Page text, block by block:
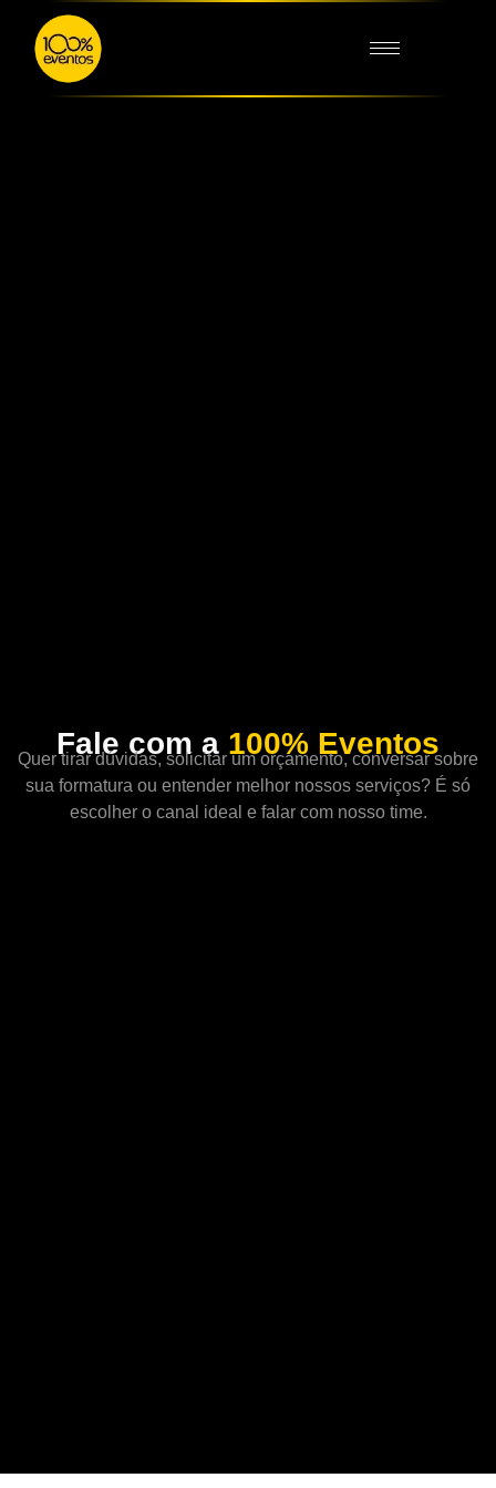
Fale com a 100% Eventos
Quer tirar dúvidas, solicitar um orçamento, conversar sobre
sua formatura ou entender melhor nossos serviços? É só
escolher o canal ideal e falar com nosso time.